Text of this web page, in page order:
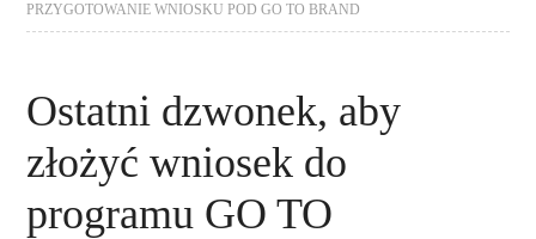
PRZYGOTOWANIE WNIOSKU POD GO TO BRAND
Ostatni dzwonek, aby
złożyć wniosek do
programu GO TO